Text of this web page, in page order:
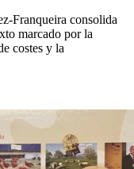
Franqueira consolida
marcado por la
costes y la